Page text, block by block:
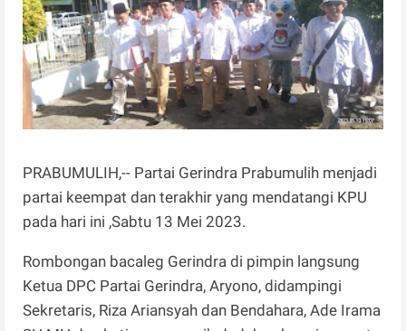
PRABUMULIH,-- Partai Gerindra Prabumulih menjadi
partai keempat dan terakhir yang mendatangi KPU
pada hari ini ,Sabtu 13 Mei 2023.
Rombongan bacaleg Gerindra di pimpin langsung
Ketua DPC Partai Gerindra, Aryono, didampingi
Sekretaris, Riza Ariansyah dan Bendahara, Ade Irama